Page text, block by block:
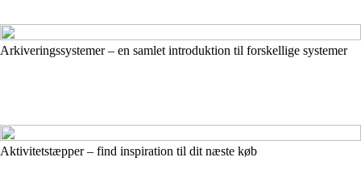
Arkiveringssystemer – en samlet introduktion til forskellige systemer
Aktivitetstæpper – find inspiration til dit næste køb